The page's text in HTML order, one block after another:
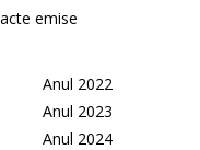
emise
Anul 2022
Anul 2023
Anul 2024